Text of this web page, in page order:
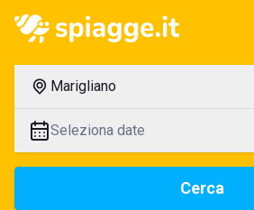
Marigliano
Seleziona date
Cerca